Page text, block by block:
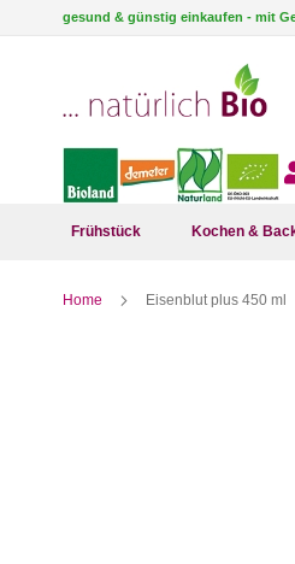
Direkt
gesund & günstig einkaufen - mit
Frühstück Kochen &
Home Eisenblut plus 450 ml